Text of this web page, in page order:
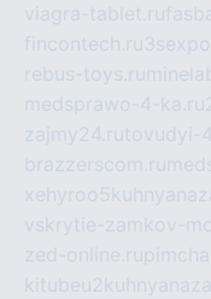
viagra-tablet.ru
fincontech.ru
rebus-toys.ru
medsprawo-4-ka.ru
zajmy24.rutovudyi-
brazzerscom.ru
vskrytie-zamkov-
zed-online.ru